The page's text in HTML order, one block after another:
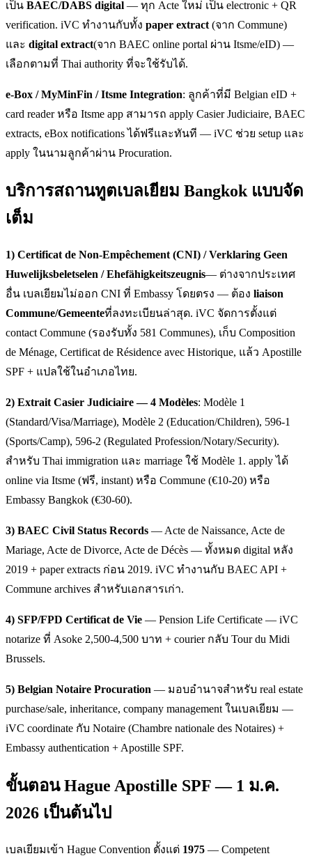
เป็น BAEC/DABS digital — ทุก Acte ใหม่ เป็น electronic + QR
verification. iVC ทำงานกับทั้ง paper extract(จาก Commune)
และ digital extract(จาก BAEC online portal ผ่าน Itsme/eID) —
เลือกตามที่ Thai authority ที่จะใช้รับได้.
e-Box / MyMinFin / Itsme Integration: ลูกค้าที่มี Belgian eID +
card reader หรือ Itsme app สามารถ apply Casier Judiciaire, BAEC
extracts, eBox notifications ได้ฟรีและทันที — iVC ช่วย setup และ
apply ในนามลูกค้าผ่าน Procuration.
บริการสถานทูตเบลเยียม Bangkok แบบจัด
เต็ม
1) Certificat de Non-Empêchement (CNI) / Verklaring Geen
Huwelijksbeletselen / Ehefähigkeitszeugnis— ต่างจากประเทศ
อื่น เบลเยียมไม่ออก CNI ที่ Embassy โดยตรง — ต้อง liaison
Commune/Gemeenteที่ลงทะเบียนล่าสุด. iVC จัดการตั้งแต่
contact Commune (รองรับทั้ง 581 Communes), เก็บ Composition
de Ménage, Certificat de Résidence avec Historique, แล้ว Apostille
SPF + แปลใช้ในอำเภอไทย.
2) Extrait Casier Judiciaire — 4 Modèles: Modèle 1
(Standard/Visa/Marriage), Modèle 2 (Education/Children), 596-1
(Sports/Camp), 596-2 (Regulated Profession/Notary/Security).
สำหรับ Thai immigration และ marriage ใช้ Modèle 1. apply ได้
online via Itsme (ฟรี, instant) หรือ Commune (€10-20) หรือ
Embassy Bangkok (€30-60).
3) BAEC Civil Status Records — Acte de Naissance, Acte de
Mariage, Acte de Divorce, Acte de Décès — ทั้งหมด digital หลัง
2019 + paper extracts ก่อน 2019. iVC ทำงานกับ BAEC API +
Commune archives สำหรับเอกสารเก่า.
4) SFP/FPD Certificat de Vie — Pension Life Certificate — iVC
notarize ที่ Asoke 2,500-4,500 บาท + courier กลับ Tour du Midi
Brussels.
5) Belgian Notaire Procuration — มอบอำนาจสำหรับ real estate
purchase/sale, inheritance, company management ในเบลเยียม —
iVC coordinate กับ Notaire (Chambre nationale des Notaires) +
Embassy authentication + Apostille SPF.
ขั้นตอน Hague Apostille SPF — 1 ม.ค.
2026 เป็นต้นไป
เบลเยียมเข้า Hague Convention ตั้งแต่ 1975 — Competent